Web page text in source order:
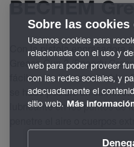
BECHEM
Con la pistola engrasadora
Grease Gun 2 (Speedy
fácilmente intercambiables
se hace posible un
lubricante en los puntos de
Sobre las
Usamos cookies para
relacionada con el uso y
web para poder proveer
con las redes sociales, y
adecuadamente el
sitio web. Más